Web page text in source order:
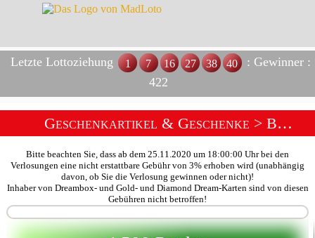
Letzte Lottoziehung 1 7 16 27 38 40
: Gewinner :
422
Geschenkartikel & Geschenke > Boutique Tombolas Bijoux
Bitte beachten Sie, dass ab dem 25.11.2020 um 18:00:00 Uhr bei den
Verlosungen eine nicht erstattbare Gebühr von 3% erhoben wird (unabhängig
davon, ob Sie die Verlosung gewinnen oder nicht)!
Inhaber von Dreambox- und Gold- und Diamond Dream-Karten sind von diesen
Gebühren nicht betroffen!